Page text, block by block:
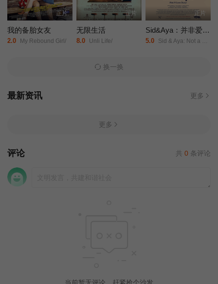
正片
我的备胎女友
2.0 My Rebound Girl/
正片
无限生活
8.0 Unli Life/
正片
Sid&Aya：并非爱情故事
5.0 Sid & Aya: Not a Love Story/
换一换
最新资讯 更多
更多
评论 共 0 条评论
当前暂无评论，赶紧抢个沙发